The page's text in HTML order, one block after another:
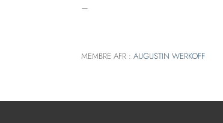
–
MEMBRE AFR : AUGUSTIN WERKOFF